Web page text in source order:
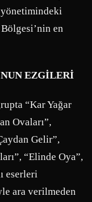
en
EZGİLERİ
“Kar Yağar
Ovaları”,
Gelir”,
“Elinde Oya”,
eserleri
ara verilmeden